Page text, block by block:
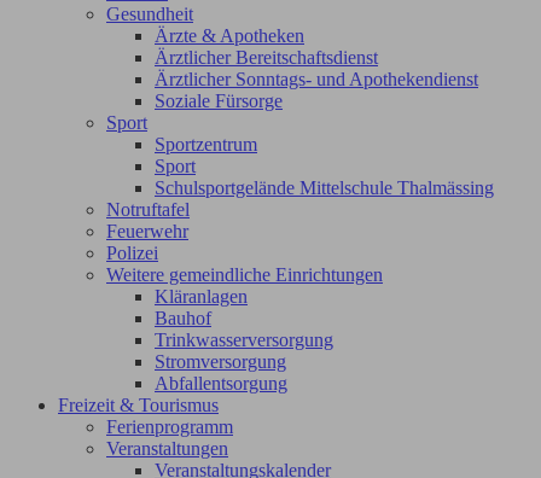
Gesundheit
Ärzte & Apotheken
Ärztlicher Bereitschaftsdienst
Ärztlicher Sonntags- und Apothekendienst
Soziale Fürsorge
Sport
Sportzentrum
Sport
Schulsportgelände Mittelschule Thalmässing
Notruftafel
Feuerwehr
Polizei
Weitere gemeindliche Einrichtungen
Kläranlagen
Bauhof
Trinkwasserversorgung
Stromversorgung
Abfallentsorgung
Freizeit & Tourismus
Ferienprogramm
Veranstaltungen
Veranstaltungskalender